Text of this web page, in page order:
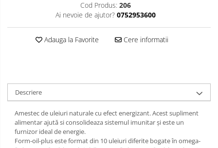
Cod Produs: 206
Ai nevoie de ajutor? 0752953600
Adauga la Favorite Cere informatii
Descriere
Amestec de uleiuri naturale cu efect energizant. Acest supliment
alimentar ajută si consolideaza sistemul imunitar și este un
furnizor ideal de energie.
Form-oil-plus este format din 10 uleiuri diferite bogate în omega-